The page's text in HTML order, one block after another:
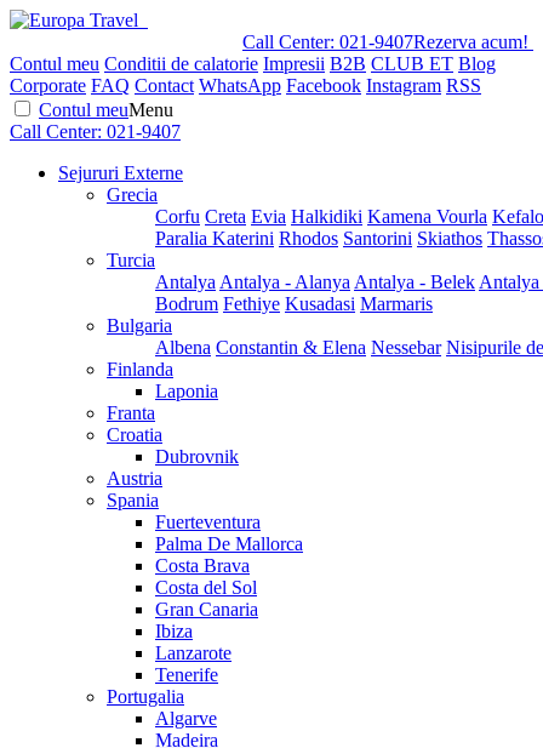
Call Center: 021-9407Rezerva acum!
Contul meu Conditii de calatorie Impresii B2B CLUB ET Blog
Corporate FAQ Contact WhatsApp Facebook Instagram RSS
Contul meuMenu
Call Center: 021-9407
Sejururi Externe
Grecia
Corfu Creta Evia Halkidiki Kamena Vourla
Paralia Katerini Rhodos Santorini Skiathos
Turcia
Antalya Antalya - Alanya Antalya - Belek
Bodrum Fethiye Kusadasi Marmaris
Bulgaria
Albena Constantin & Elena Nessebar Nisipurile
Finlanda
Laponia
Franta
Croatia
Dubrovnik
Austria
Spania
Fuerteventura
Palma De Mallorca
Costa Brava
Costa del Sol
Gran Canaria
Ibiza
Lanzarote
Tenerife
Portugalia
Algarve
Madeira